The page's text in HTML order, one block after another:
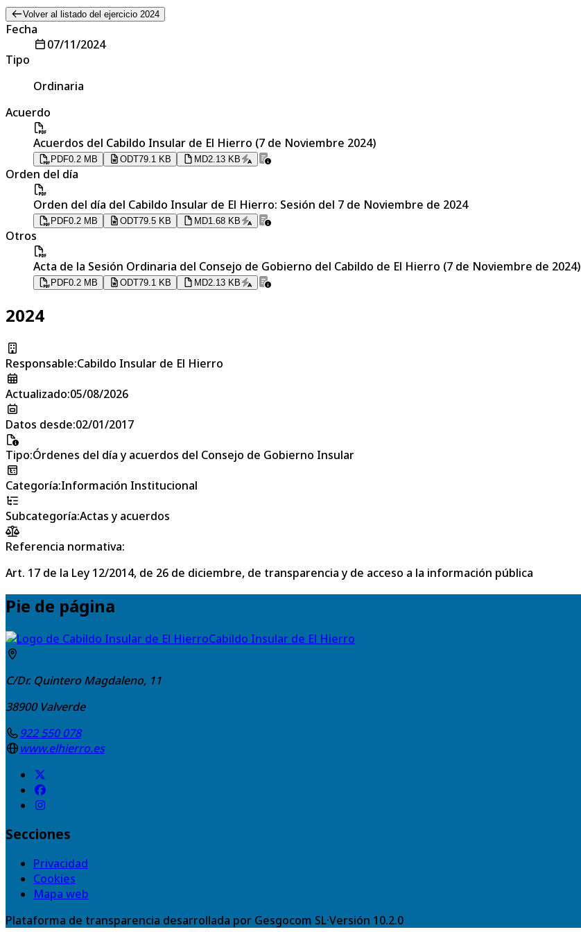
Volver al listado del ejercicio 2024
Fecha
07/11/2024
Tipo
Ordinaria
Acuerdo
Acuerdos del Cabildo Insular de El Hierro (7 de Noviembre 2024)
PDF0.2 MB ODT79.1 KB MD2.13 KB
Orden del día
Orden del día del Cabildo Insular de El Hierro: Sesión del 7 de Noviembre de 2024
PDF0.2 MB ODT79.5 KB MD1.68 KB
Otros
Acta de la Sesión Ordinaria del Consejo de Gobierno del Cabildo de El Hierro (7 de Noviembre de 2024)
PDF0.2 MB ODT79.1 KB MD2.13 KB
2024
Responsable:Cabildo Insular de El Hierro
Actualizado:05/08/2026
Datos desde:02/01/2017
Tipo:Órdenes del día y acuerdos del Consejo de Gobierno Insular
Categoría:Información Institucional
Subcategoría:Actas y acuerdos
Referencia normativa:
Art. 17 de la Ley 12/2014, de 26 de diciembre, de transparencia y de acceso a la información pública
Pie de página
Cabildo Insular de El Hierro
C/Dr. Quintero Magdaleno, 11
38900 Valverde
922 550 078
www.elhierro.es
Secciones
Privacidad
Cookies
Mapa web
Plataforma de transparencia desarrollada por Gesgocom SL·Versión 10.2.0